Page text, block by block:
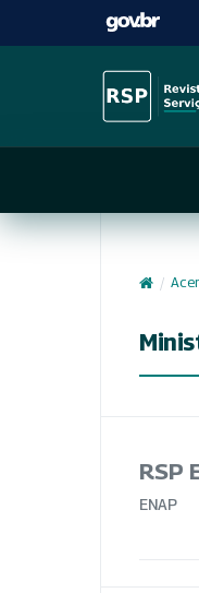
/
RSP
ENAP